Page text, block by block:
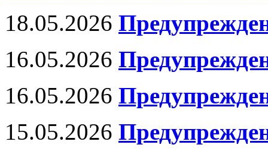
18.05.2026
16.05.2026
16.05.2026
15.05.2026